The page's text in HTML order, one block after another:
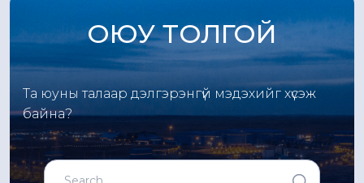
ОЮУ ТОЛГОЙ
Та юуны талаар дэлгэрэнгүй мэдэхийг хүсэж
байна?